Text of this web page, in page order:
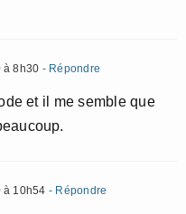
à 8h30 - Répondre
et il me semble que
à 10h54 - Répondre